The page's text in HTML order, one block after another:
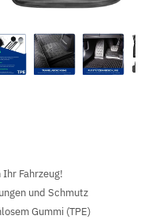
Fahrzeug!
und Schmutz
Gummi (TPE)